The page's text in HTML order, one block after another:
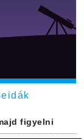
figyelni